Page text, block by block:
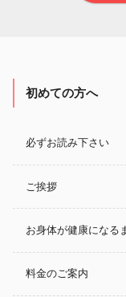
初めての方へ
必ずお読み下さい
ご挨拶
お身体が健康になる
料金のご案内